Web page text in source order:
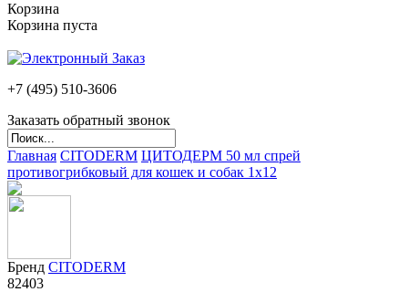
Корзина
Корзина пуста
+7 (495) 510-3606
Заказать обратный звонок
Главная CITODERM ЦИТОДЕРМ 50 мл спрей
противогрибковый для кошек и собак 1х12
Бренд CITODERM
82403